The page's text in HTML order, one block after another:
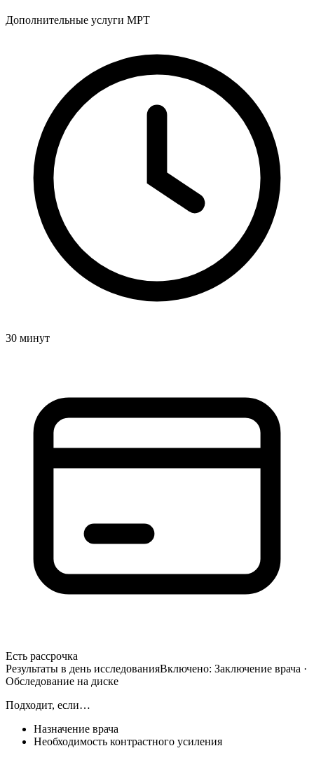
Дополнительные услуги МРТ
30 минут
Есть рассрочка
Результаты в день исследованияВключено: Заключение врача ·
Обследование на диске
Подходит, если…
Назначение врача
Необходимость контрастного усиления